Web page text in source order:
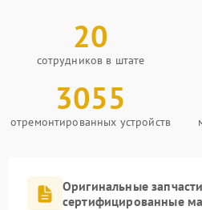
20
сотрудников в штате
3055
отремонтированных устройств
Оригинальные
сертифицированные